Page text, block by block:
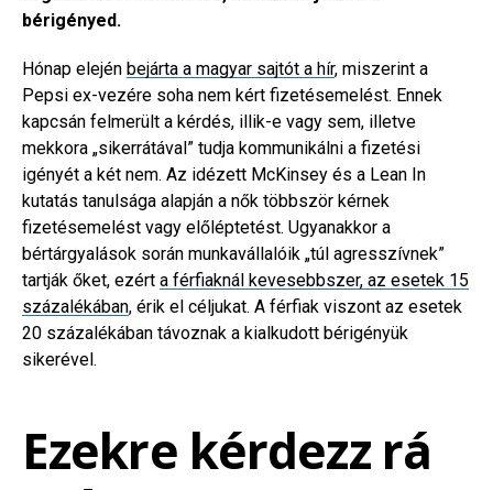
bérigényed.
Hónap elején bejárta a magyar sajtót a hír, miszerint a
Pepsi ex-vezére soha nem kért fizetésemelést. Ennek
kapcsán felmerült a kérdés, illik-e vagy sem, illetve
mekkora „sikerrátával” tudja kommunikálni a fizetési
igényét a két nem. Az idézett McKinsey és a Lean In
kutatás tanulsága alapján a nők többször kérnek
fizetésemelést vagy előléptetést. Ugyanakkor a
bértárgyalások során munkavállalóik „túl agresszívnek”
tartják őket, ezért a férfiaknál kevesebbszer, az esetek 15
százalékában, érik el céljukat. A férfiak viszont az esetek
20 százalékában távoznak a kialkudott bérigényük
sikerével.
Ezekre kérdezz rá